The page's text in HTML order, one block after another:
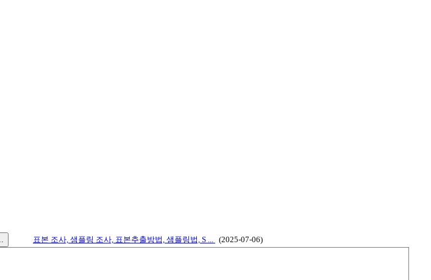
표본 조사, 샘플링 조사, 표본추출방법, 샘플링법, S ... (2025-07-06)